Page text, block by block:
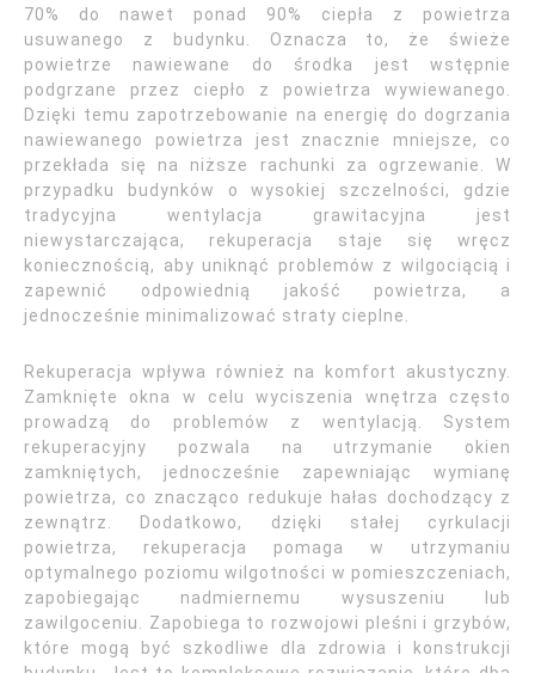
70% do nawet ponad 90% ciepła z powietrza
usuwanego z budynku. Oznacza to, że świeże
powietrze nawiewane do środka jest wstępnie
podgrzane przez ciepło z powietrza wywiewanego.
Dzięki temu zapotrzebowanie na energię do dogrzania
nawiewanego powietrza jest znacznie mniejsze, co
przekłada się na niższe rachunki za ogrzewanie. W
przypadku budynków o wysokiej szczelności, gdzie
tradycyjna wentylacja grawitacyjna jest
niewystarczająca, rekuperacja staje się wręcz
koniecznością, aby uniknąć problemów z wilgociącią i
zapewnić odpowiednią jakość powietrza, a
jednocześnie minimalizować straty cieplne.
Rekuperacja wpływa również na komfort akustyczny.
Zamknięte okna w celu wyciszenia wnętrza często
prowadzą do problemów z wentylacją. System
rekuperacyjny pozwala na utrzymanie okien
zamkniętych, jednocześnie zapewniając wymianę
powietrza, co znacząco redukuje hałas dochodzący z
zewnątrz. Dodatkowo, dzięki stałej cyrkulacji
powietrza, rekuperacja pomaga w utrzymaniu
optymalnego poziomu wilgotności w pomieszczeniach,
zapobiegając nadmiernemu wysuszeniu lub
zawilgoceniu. Zapobiega to rozwojowi pleśni i grzybów,
które mogą być szkodliwe dla zdrowia i konstrukcji